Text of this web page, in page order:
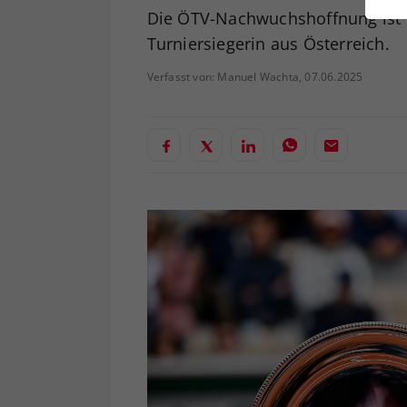
Die ÖTV-Nachwuchshoffnung
Turniersiegerin aus Österreich.
Verfasst von: Manuel Wachta, 07.06.2025